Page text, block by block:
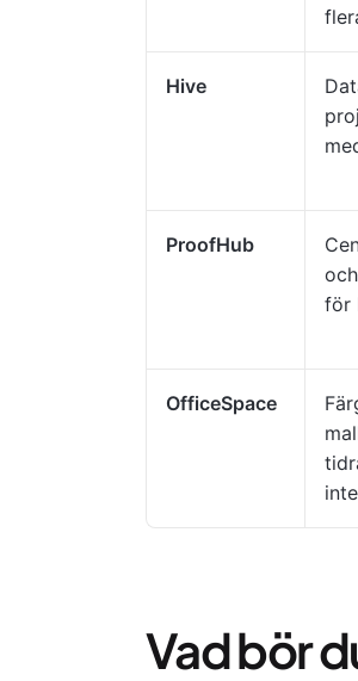
Hive
ProofHub
för
OfficeSpace
Vad bör